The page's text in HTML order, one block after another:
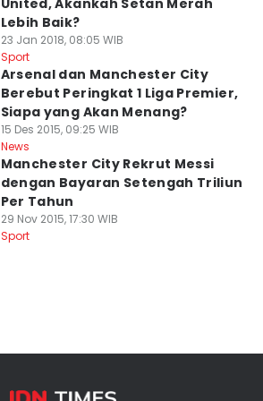
United, Akankah Setan Merah
Lebih Baik?
23 Jan 2018, 08:05 WIB
Sport
Arsenal dan Manchester City
Berebut Peringkat 1 Liga Premier,
Siapa yang Akan Menang?
15 Des 2015, 09:25 WIB
News
Manchester City Rekrut Messi
dengan Bayaran Setengah Triliun
Per Tahun
29 Nov 2015, 17:30 WIB
Sport